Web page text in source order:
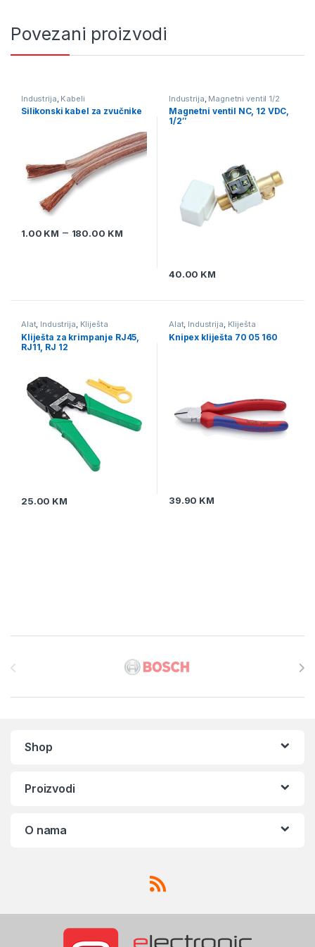
Povezani proizvodi
Industrija Kabeli
Silikonski kabel za zvučnike
1.00 KM – 180.00 KM
Industrija Magnetni ventil 1/2
zoll Magnetni ventili za vodu,
zrak i plin
Magnetni ventil NC, 12 VDC,
1/2″
40.00 KM
Alat, Industrija, Kliješta
Kliješta za krimpanje RJ45,
RJ11, RJ 12
25.00 KM
Alat, Industrija, Kliješta
Knipex kliješta 70 05 160
39.90 KM
Shop
Proizvodi
O nama